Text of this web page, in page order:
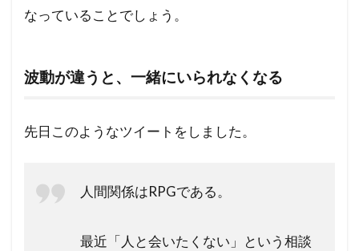
なっていることでしょう。
波動が違うと、一緒にいられなくなる
先日このようなツイートをしました。
人間関係はRPGである。
最近「人と会いたくない」という相談